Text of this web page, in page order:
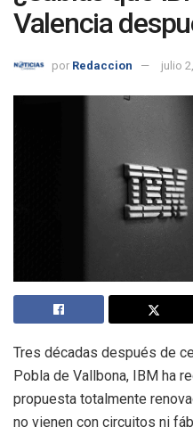
Valencia
por Redaccion julio
Tres décadas después de
Pobla de Vallbona, IBM ha
propuesta totalmente
no vienen con circuitos ni